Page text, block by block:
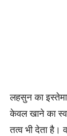
लहसुन का
केवल खाने का
तत्व भी देता है।